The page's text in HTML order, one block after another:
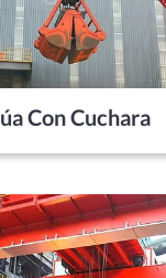
Con Cuchara